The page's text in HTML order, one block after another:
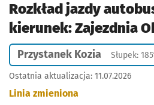
Rozkład jazdy
kierunek: Zajezdnia
Przystanek Kozia Słupek:
Ostatnia aktualizacja: 11.07.2026
Linia zmieniona